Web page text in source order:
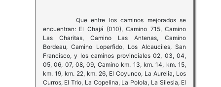
Que entre los caminos mejorados se
encuentran: El Chajá (010), Camino 715, Camino
Las Charitas, Camino Las Antenas, Camino
Bordeau, Camino Loperfido, Los Alcauciles, San
Francisco, y los caminos provinciales 02, 03, 04,
05, 06, 07, 08, 09, Camino km. 13, km. 14, km. 15,
km. 19, km. 22, km. 26, El Coyunco, La Aurelia, Los
Curros, El Trio, La Copelina, La Polola, La Silesia, El